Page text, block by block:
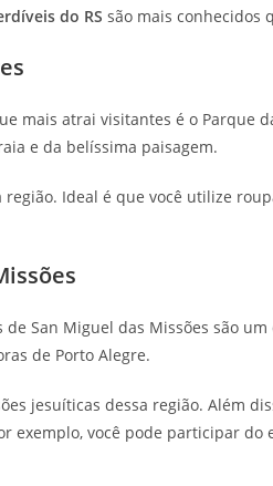
do RS são mais conhecidos
mais atrai visitantes é o Parque
e da belíssima paisagem.
Ideal é que você utilize
San Miguel das Missões são um
de Porto Alegre.
jesuíticas dessa região. Além
exemplo, você pode participar do